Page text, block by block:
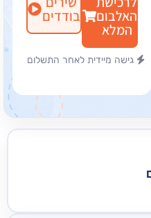
בודדים
לאחר התשלום